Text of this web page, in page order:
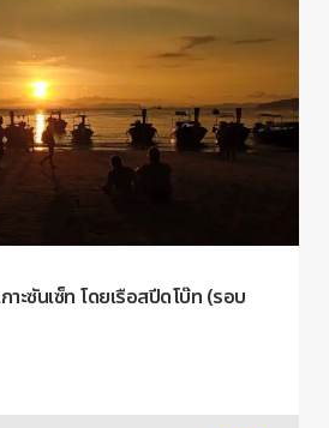
าะซันเซ็ท โดยเรือสปีดโบ๊ท (รอบ